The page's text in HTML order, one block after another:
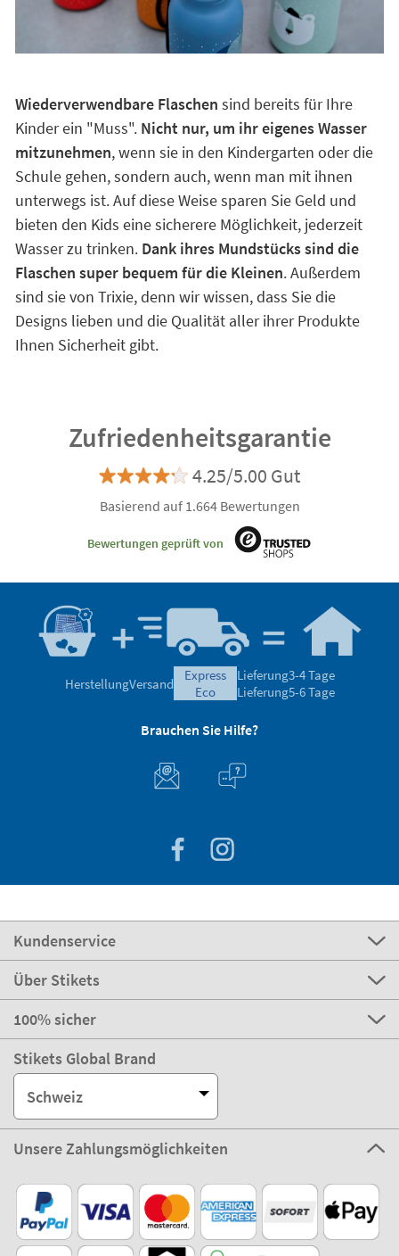
Wiederverwendbare Flaschen sind bereits für Ihre
Kinder ein "Muss". Nicht nur, um ihr eigenes Wasser
mitzunehmen, wenn sie in den Kindergarten oder die
Schule gehen, sondern auch, wenn man mit ihnen
unterwegs ist. Auf diese Weise sparen Sie Geld und
bieten den Kids eine sicherere Möglichkeit, jederzeit
Wasser zu trinken. Dank ihres Mundstücks sind die
Flaschen super bequem für die Kleinen. Außerdem
sind sie von Trixie, denn wir wissen, dass Sie die
Designs lieben und die Qualität aller ihrer Produkte
Ihnen Sicherheit gibt.
Zufriedenheitsgarantie
4.25/5.00 Gut
Basierend auf 1.664 Bewertungen
Bewertungen geprüft von
HerstellungVersand
express
eco
Lieferung3-4 Tage
Lieferung5-6 Tage
Brauchen Sie Hilfe?
Kundenservice
Über Stikets
100% sicher
Stikets Global Brand
Schweiz
Unsere Zahlungsmöglichkeiten